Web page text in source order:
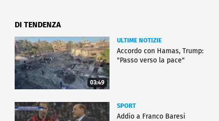
DI TENDENZA
03:49
ULTIME NOTIZIE
Accordo con Hamas, Trump:
"Passo verso la pace"
SPORT
Addio a Franco Baresi